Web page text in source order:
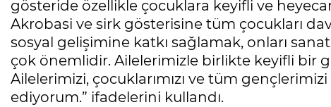
gösteride özellikle çocuklara keyifli ve
Akrobasi ve sirk gösterisine tüm çocukları
sosyal gelişimine katkı sağlamak, onları
çok önemlidir. Ailelerimizle birlikte keyifli bir
Ailelerimizi, çocuklarımızı ve tüm
ediyorum.” ifadelerini kullandı.